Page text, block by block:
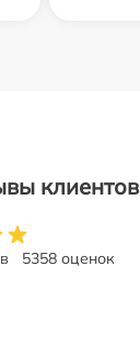
клиентов
5358 оценок